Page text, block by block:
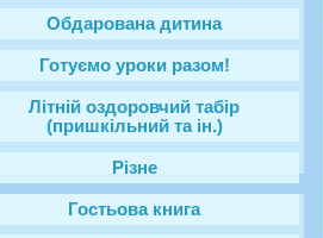
Обдарована дитина
Готуємо уроки разом!
Літній оздоровчий табір
(пришкільний та ін.)
Різне
Гостьова книга